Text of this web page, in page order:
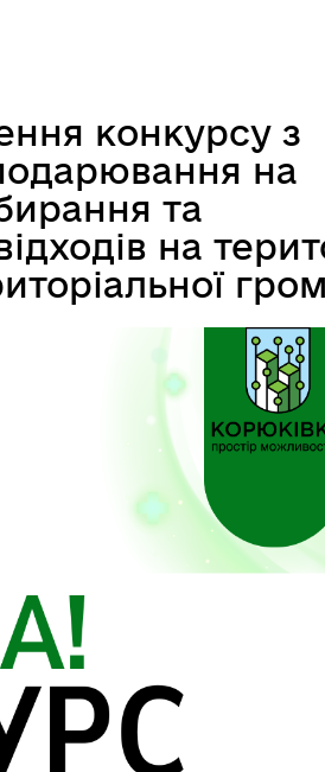
конкурсу з
на
та
на